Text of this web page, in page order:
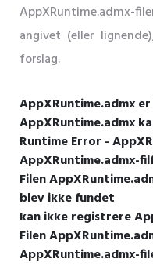
AppXRuntime.admx-
angivet (eller
forslag.
AppXRuntime.admx
AppXRuntime.admx
Runtime Error -
AppXRuntime.admx-
Filen
blev ikke fundet
kan ikke registrere
Filen
AppXRuntime.admx-